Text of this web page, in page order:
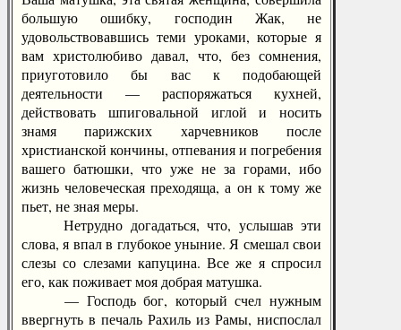
большую ошибку, господин Жак, не
удовольствовавшись теми уроками, которые я
вам христолюбиво давал, что, без сомнения,
приуготовило бы вас к подобающей
деятельности — распоряжаться кухней,
действовать шпиговальной иглой и носить
знамя парижских харчевников после
христианской кончины, отпевания и погребения
вашего батюшки, что уже не за горами, ибо
жизнь человеческая преходяща, а он к тому же
пьет, не зная меры.
Нетрудно догадаться, что, услышав эти
слова, я впал в глубокое уныние. Я смешал свои
слезы со слезами капуцина. Все же я спросил
его, как поживает моя добрая матушка.
— Господь бог, который счел нужным
ввергнуть в печаль Рахиль из Рамы, ниспослал